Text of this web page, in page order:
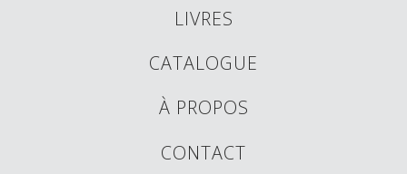
LIVRES
CATALOGUE
À PROPOS
CONTACT